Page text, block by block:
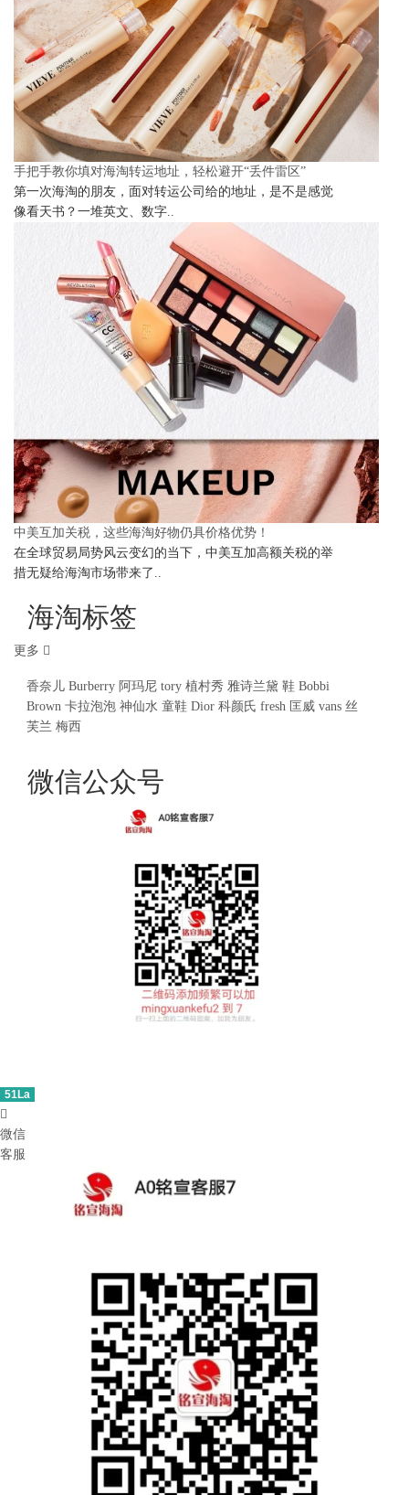
手把手教你填对海淘转运地址，轻松避开“丢件雷区”
第一次海淘的朋友，面对转运公司给的地址，是不是感觉
像看天书？一堆英文、数字..
中美互加关税，这些海淘好物仍具价格优势！
在全球贸易局势风云变幻的当下，中美互加高额关税的举
措无疑给海淘市场带来了..
海淘标签
更多
香奈儿 Burberry 阿玛尼 tory 植村秀 雅诗兰黛 鞋 Bobbi
Brown 卡拉泡泡 神仙水 童鞋 Dior 科颜氏 fresh 匡威 vans 丝
芙兰 梅西
微信公众号
51La

微信
客服